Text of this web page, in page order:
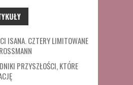
ISANA. CZTERY LIMITOWANE
PRZYSZŁOŚCI, KTÓRE